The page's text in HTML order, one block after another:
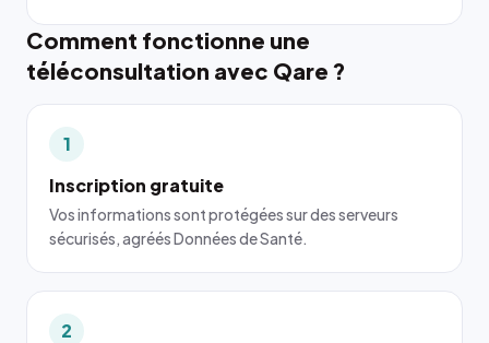
Comment fonctionne une
téléconsultation avec Qare ?
1
Inscription gratuite
Vos informations sont protégées sur des serveurs
sécurisés, agréés Données de Santé.
2